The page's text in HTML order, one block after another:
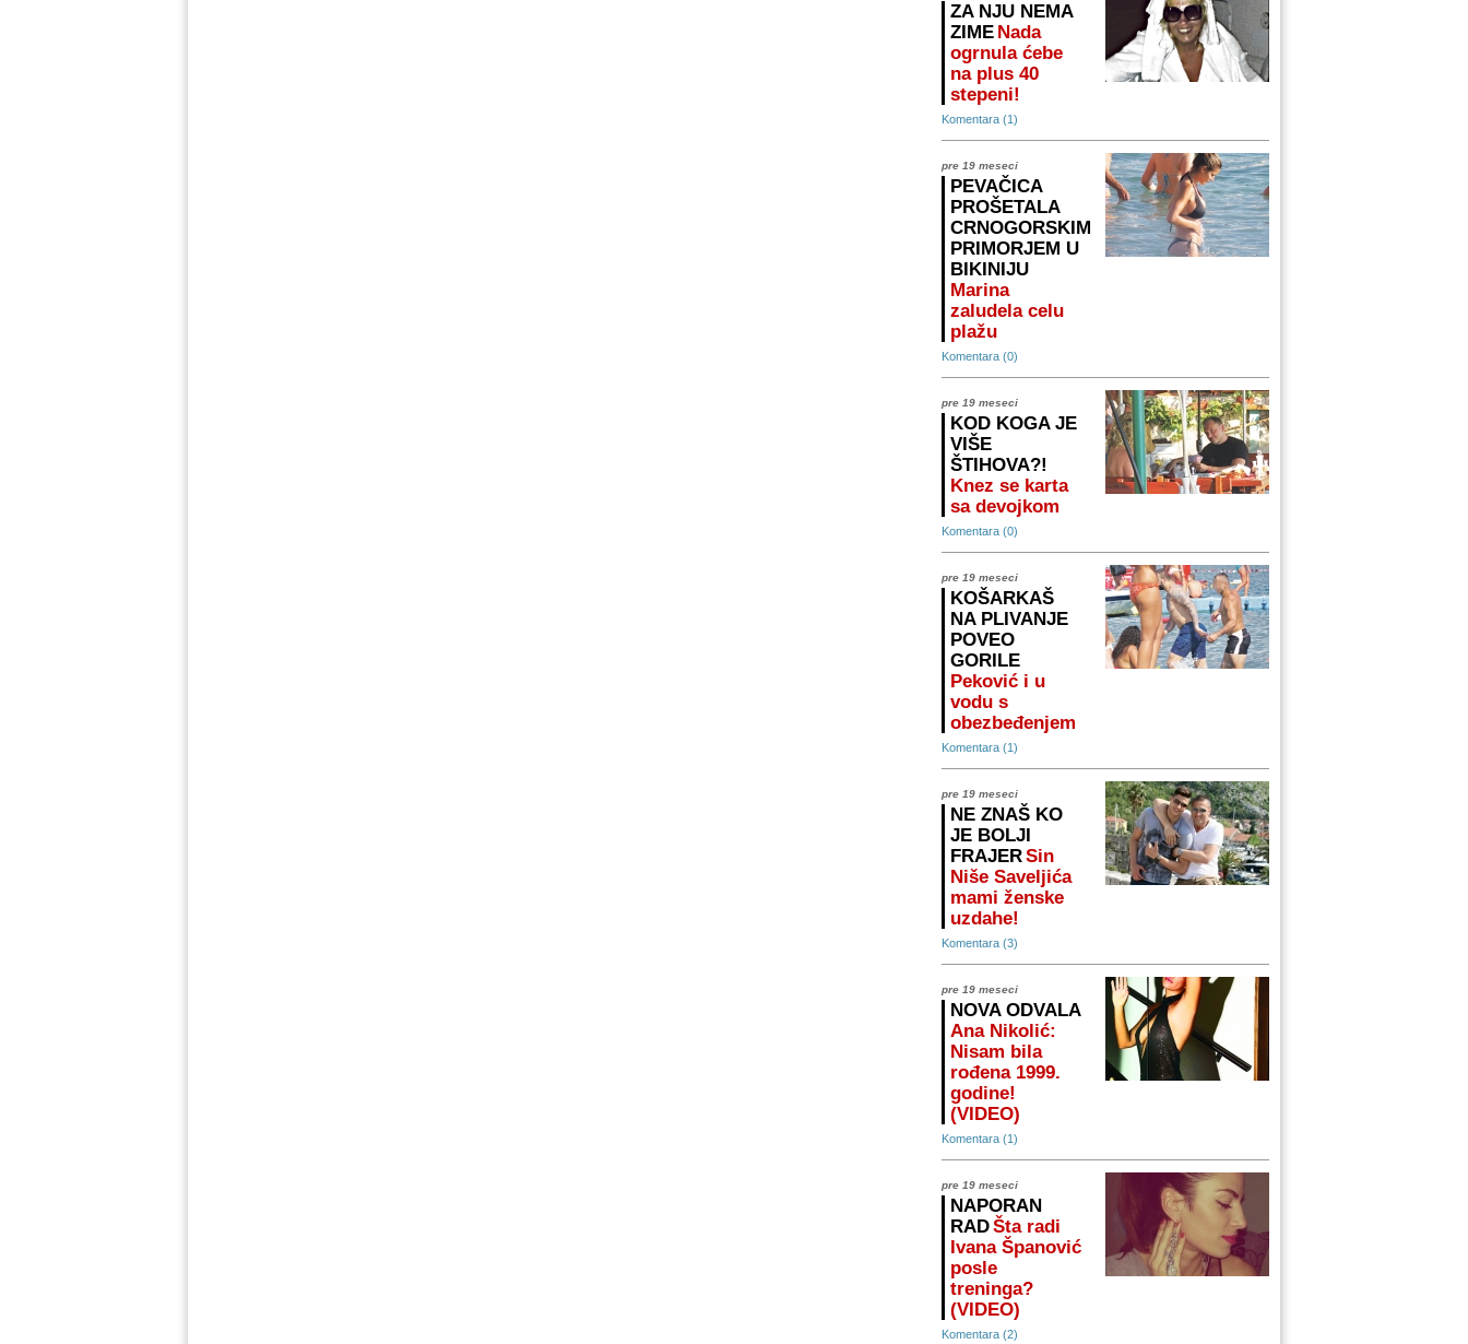
ZA NJU NEMA
ZIME Nada
ogrnula ćebe
na plus 40
stepeni!
Komentara (1)
pre 19 meseci
PEVAČICA
PROŠETALA
CRNOGORSKIM
PRIMORJEM U
BIKINIJU
Marina
zaludela celu
plažu
Komentara (0)
pre 19 meseci
KOD KOGA JE
VIŠE
ŠTIHOVA?!
Knez se karta
sa devojkom
Komentara (0)
pre 19 meseci
KOŠARKAŠ
NA PLIVANJE
POVEO
GORILE
Peković i u
vodu s
obezbeđenjem
Komentara (1)
pre 19 meseci
NE ZNAŠ KO
JE BOLJI
FRAJERSin
Niše Saveljića
mami ženske
uzdahe!
Komentara (3)
pre 19 meseci
NOVA ODVALA
Ana Nikolić:
Nisam bila
rođena 1999.
godine!
(VIDEO)
Komentara (1)
pre 19 meseci
NAPORAN
RADŠta radi
Ivana Španović
posle
treninga?
(VIDEO)
Komentara (2)